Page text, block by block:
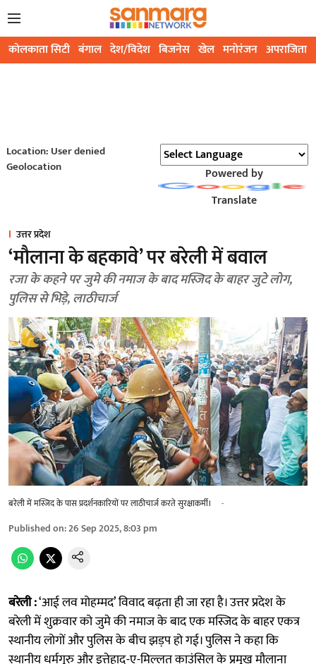
कोलकाता सिटी बंगाल देश/विदेश बिजनेस खेल मनोरंजन अपराजिता
Location: User denied
Geolocation
Powered by
Translate
उत्तर प्रदेश
‘मौलाना के बहकावे’ पर बरेली में बवाल
रजा के कहने पर जुमे की नमाज के बाद मस्जिद के बाहर जुटे लोग,
पुलिस से भिड़े, लाठीचार्ज
बरेली में मस्जिद के पास प्रदर्शनकारियों पर लाठीचार्ज करते सुरक्षाकर्मी। -
Published on:26 Sep 2025, 8:03 pm
बरेली :‘आई लव मोहम्मद’ विवाद बढ़ता ही जा रहा है। उत्तर प्रदेश के
बरेली में शुक्रवार को जुमे की नमाज के बाद एक मस्जिद के बाहर एकत्र
स्थानीय लोगों और पुलिस के बीच झड़प हो गई। पुलिस ने कहा कि
स्थानीय धर्मगुरु और इत्तेहाद-ए-मिल्लत काउंसिल के प्रमुख मौलाना